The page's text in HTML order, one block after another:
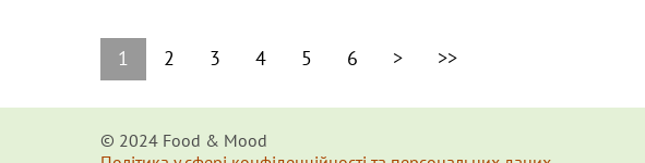
1 2 3 4 5 6 > >>
© 2024 Food & Мood